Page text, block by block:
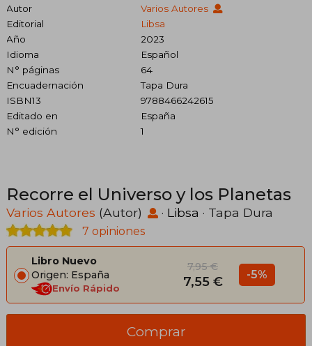
Autor
Varios Autores
Editorial
Libsa
Año
2023
Idioma
Español
N° páginas
64
Encuadernación
Tapa Dura
ISBN13
9788466242615
Editado en
España
N° edición
1
Recorre el Universo y los Planetas
Varios Autores (Autor) · Libsa · Tapa Dura
7 opiniones
Libro Nuevo
Origen: España
Envío Rápido
7,95 €
7,55 € -5%
Comprar